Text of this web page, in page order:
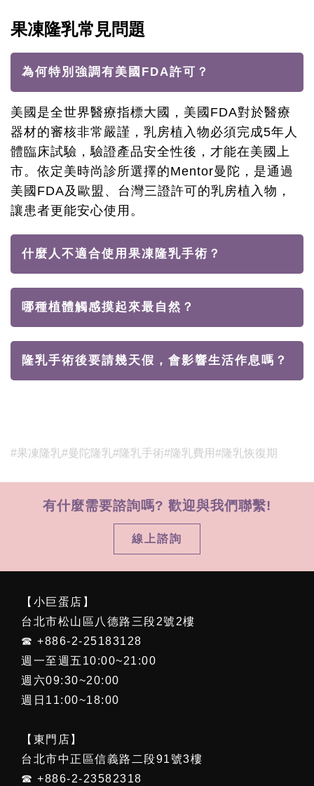
果凍隆乳常見問題
為何特別強調有美國FDA許可？
美國是全世界醫療指標大國，美國FDA對於醫療
器材的審核非常嚴謹，乳房植入物必須完成5年人
體臨床試驗，驗證產品安全性後，才能在美國上
市。依定美時尚診所選擇的Mentor曼陀，是通過
美國FDA及歐盟、台灣三證許可的乳房植入物，
讓患者更能安心使用。
什麼人不適合使用果凍隆乳手術？
哪種植體觸感摸起來最自然？
隆乳手術後要請幾天假，會影響生活作息嗎？
#果凍隆乳#曼陀隆乳#隆乳手術#隆乳費用#隆乳恢復期
有什麼需要諮詢嗎? 歡迎與我們聯繫!
線上諮詢
【小巨蛋店】
台北市松山區八德路三段2號2樓
☎ +886-2-25183128
週一至週五10:00~21:00
週六09:30~20:00
週日11:00~18:00
【東門店】
台北市中正區信義路二段91號3樓
☎ +886-2-23582318